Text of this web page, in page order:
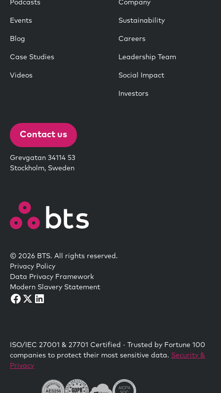
Podcasts
Events
Blog
Case Studies
Videos
Company
Sustainability
Careers
Leadership Team
Social Impact
Investors
Contact us
Grevgatan 34114 53
Stockholm, Sweden
© 2026 BTS. All rights reserved.
Privacy Policy
Data Privacy Framework
Modern Slavery Statement
ISO/IEC 27001 & 27701 Certified · Trusted by Fortune 100
companies to protect their most sensitive data. Security &
Privacy